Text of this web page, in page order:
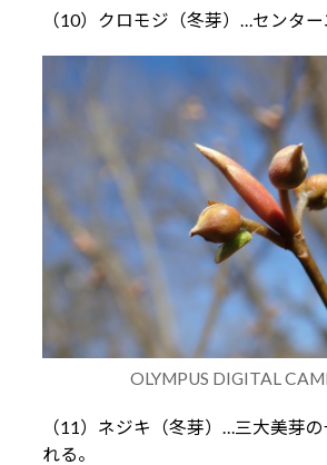
（10）クロモジ（冬芽）…センタ
OLYMPUS DIGITAL
（11）ネジキ（冬芽）…三大美芽
れる。